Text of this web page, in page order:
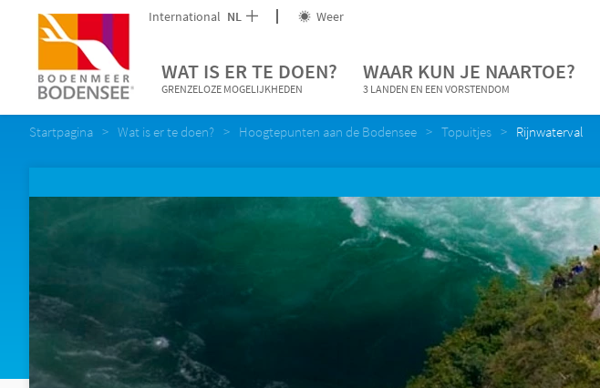
International NL Weer
WAT IS ER TE DOEN?
GRENZELOZE MOGELIJKHEDEN
WAAR KUN JE NAARTOE?
3 LANDEN EN EEN VORSTENDOM
Startpagina Wat is er te doen? Hoogtepunten aan de Bodensee Topuitjes Rijnwaterval